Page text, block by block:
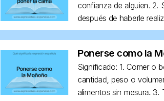
confianza de alguien. 2.
después de haberle
Ponerse como la
Significado: 1. Comer o
cantidad, peso o
alimentos sin mesura. 3.